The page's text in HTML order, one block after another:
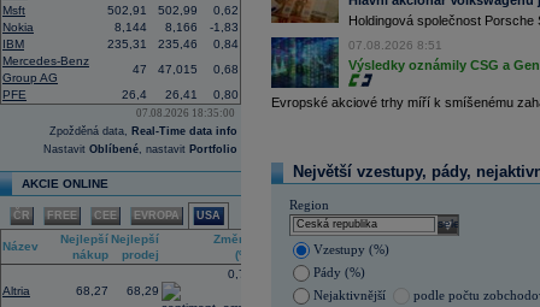
Msft
502,91 502,99
0,62
Nokia
8,144 8,166
-1,83
IBM
235,31 235,46
0,84
Mercedes-Benz
Group AG
47 47,015
0,68
PFE
26,4 26,41 0,80
07.08.2026 18:35:00
Zpožděná data, Real-Time data info
Nastavit Oblíbené, nastavit Portfolio
AKCIE ONLINE
ČR FREE CEE EVROPA USA
Název
Nejlepší
nákup
Nejlepší
prodej
Změna
(%)
Altria 68,27 68,29
0,78
investiční společnost, PPF dosud
Akciové podílové fondy za prvních
procenta, smíšené fondy 4,4
akciové fondy podle indexu přinesly
procenta a dluhopisové fondy 2,5
11:43 Novo Nordisk -...
Bestsport O2 arenu a O2
investiční společnost, PPF dosud
11:16 Porsche SE
se v pololetí propadla do čisté ztráty
Zároveň automobilkuVolkswagen
konkurenceschopnosti (ČTK)
11:02 Italy's Prysmia
Holdingová společnost
07.08.2026 8:51
Výsledky oznámily CSG a
Evropské akciové trhy míří k smíšenému
Největší vzestupy, pády,
Region
select
Vzestupy (%)
Pády (%)
Nejaktivnější
podle počtu